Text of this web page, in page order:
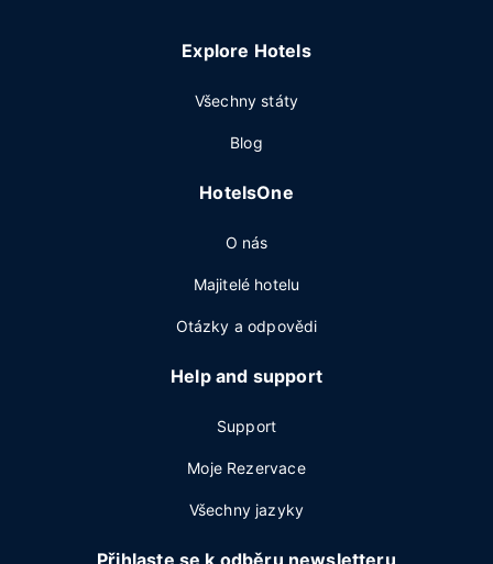
Explore Hotels
Všechny státy
Blog
HotelsOne
O nás
Majitelé hotelu
Otázky a odpovědi
Help and support
Support
Moje Rezervace
Všechny jazyky
Přihlaste se k odběru newsletteru